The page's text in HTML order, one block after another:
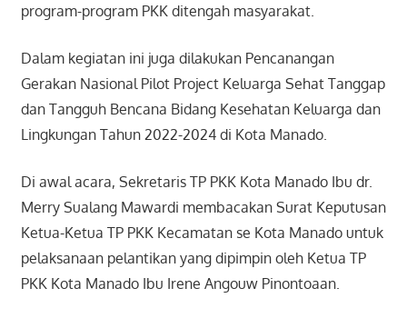
program-program PKK ditengah masyarakat.
Dalam kegiatan ini juga dilakukan Pencanangan
Gerakan Nasional Pilot Project Keluarga Sehat Tanggap
dan Tangguh Bencana Bidang Kesehatan Keluarga dan
Lingkungan Tahun 2022-2024 di Kota Manado.
Di awal acara, Sekretaris TP PKK Kota Manado Ibu dr.
Merry Sualang Mawardi membacakan Surat Keputusan
Ketua-Ketua TP PKK Kecamatan se Kota Manado untuk
pelaksanaan pelantikan yang dipimpin oleh Ketua TP
PKK Kota Manado Ibu Irene Angouw Pinontoaan.